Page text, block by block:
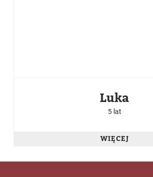
Luka
5 lat
WIĘCEJ